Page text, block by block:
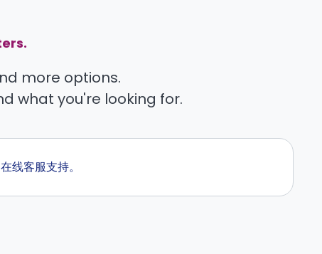
more options.
what you're looking for.
线客服支持。